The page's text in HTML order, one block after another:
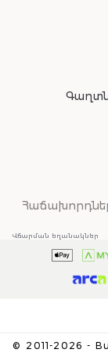
© 2011-2026 -
Վճարման եղանակներ